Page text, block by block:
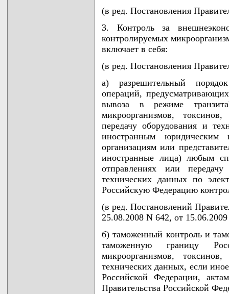
(в ред. Постановления
3. Контроль за
контролируемых
включает в себя:
(в ред. Постановления
а) разрешительный
операций,
вывоза в режиме
микроорганизмов,
передачу оборудования и
иностранным
организациям или
иностранные лица) любым
отправлениях или
технических данных по
Российскую Федерацию
(в ред. Постановлений
25.08.2008 N 642, от
б) таможенный контроль и
таможенную границу
микроорганизмов,
технических данных, если
Российской Федерации,
Правительства Российской